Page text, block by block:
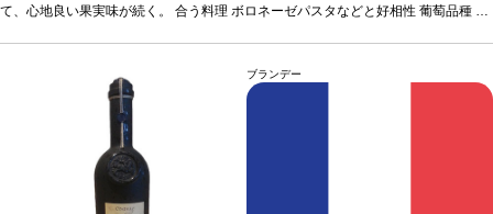
て、心地良い果実味が続く。 合う料理 ボロネーゼパスタなどと好相性 葡萄品種 テ
ブランデー